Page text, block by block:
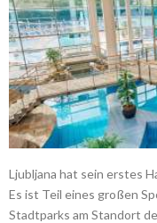
Ljubljana hat sein erstes
Es ist Teil eines großen
Stadtparks am Standort